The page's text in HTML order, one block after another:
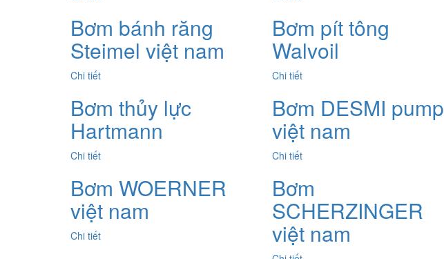
Bơm bánh răng
Steimel việt nam
Chi tiết
Bơm pít tông
Walvoil
Chi tiết
Bơm thủy lực
Hartmann
Chi tiết
Bơm DESMI pump
việt nam
Chi tiết
Bơm WOERNER
việt nam
Chi tiết
Bơm
SCHERZINGER
việt nam